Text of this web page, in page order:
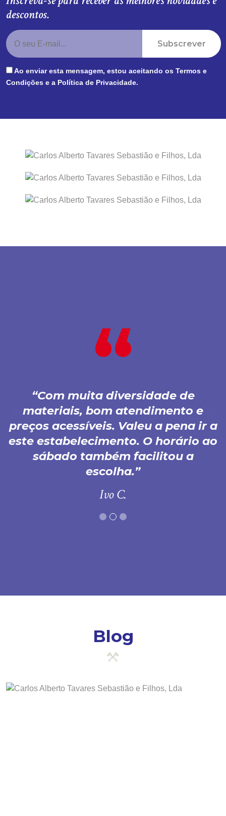
descontos.
Subscrever
Ao enviar esta mensagem, estou aceitando os Termos e
Condições e a Política de Privacidade.
Com muita diversidade de
materiais, bom atendimento e
preços acessíveis. Valeu a pena ir a
este estabelecimento. O horário ao
sábado também facilitou a
escolha.
Ivo C.
Blog